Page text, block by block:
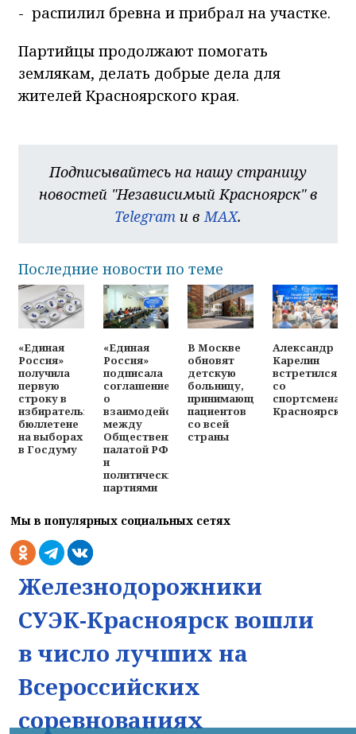
- распилил бревна и прибрал на участке.
Партийцы продолжают помогать
землякам, делать добрые дела для
жителей Красноярского края.
Подписывайтесь на нашу страницу
новостей "Независимый Красноярск" в
Telegram и в MAX.
Последние новости по теме
«Единая
Россия»
получила
первую
строку в
избирательном
бюллетене
на выборах
в Госдуму
«Единая
Россия»
подписала
соглашение
о
взаимодействии
между
Общественной
палатой РФ
и
политическими
партиями
В Москве
обновят
детскую
больницу,
принимающую
пациентов
со всей
страны
Александр
Карелин
встретился
со
спортсменами
Красноярска
Мы в популярных социальных сетях
Железнодорожники
СУЭК-Красноярск вошли
в число лучших на
Всероссийских
соревнованиях